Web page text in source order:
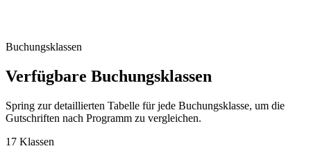
Buchungsklassen
Verfügbare Buchungsklassen
Spring zur detaillierten Tabelle für jede Buchungsklasse, um die
Gutschriften nach Programm zu vergleichen.
17 Klassen